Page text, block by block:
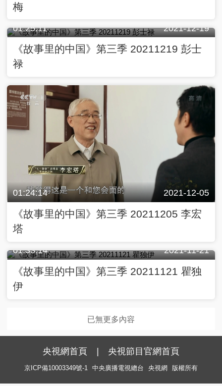
梅
01:25:11 2021-12-19
《故事里的中国》第三季 20211219 彭士
禄
01:24:14 2021-12-05
《故事里的中国》第三季 20211205 李宏
塔
01:33:14 2021-11-21
《故事里的中国》第三季 20211121 瞿独
伊
已無更多內容
央視網首頁 | 央視節目官網首頁
京ICP備10003349號-1 中央廣播電視總台 央視網 版權所有